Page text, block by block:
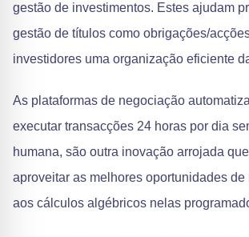
gestão de investimentos. Estes ajudam
gestão de títulos como obrigações/
investidores uma organização eficiente
As plataformas de negociação
executar transacções 24 horas por dia
humana, são outra inovação arrojada
aproveitar as melhores oportunidades de
aos cálculos algébricos nelas